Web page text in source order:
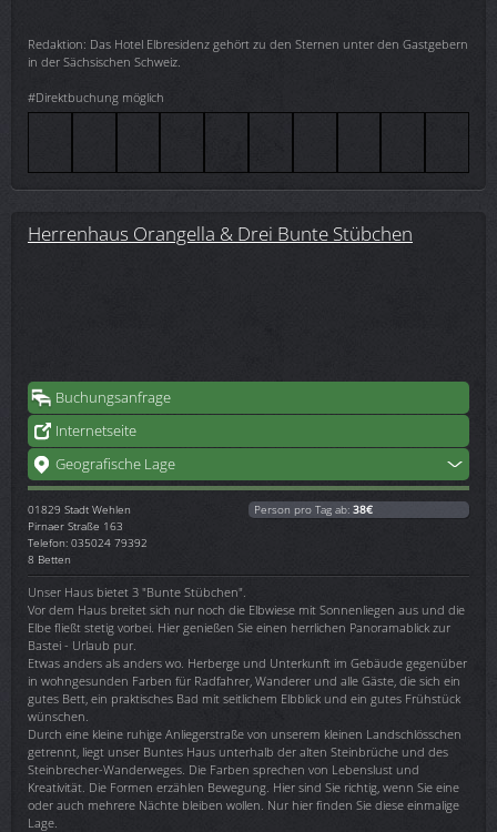
Redaktion: Das Hotel Elbresidenz gehört zu den Sternen unter den Gastgebern
in der Sächsischen Schweiz.
#Direktbuchung möglich
Herrenhaus Orangella & Drei Bunte Stübchen
Buchungsanfrage
Internetseite
Geografische Lage
01829 Stadt Wehlen
Pirnaer Straße 163
Telefon: 035024 79392
8 Betten
Person pro Tag ab: 38€
Unser Haus bietet 3 "Bunte Stübchen".
Vor dem Haus breitet sich nur noch die Elbwiese mit Sonnenliegen aus und die
Elbe fließt stetig vorbei. Hier genießen Sie einen herrlichen Panoramablick zur
Bastei - Urlaub pur.
Etwas anders als anders wo. Herberge und Unterkunft im Gebäude gegenüber
in wohngesunden Farben für Radfahrer, Wanderer und alle Gäste, die sich ein
gutes Bett, ein praktisches Bad mit seitlichem Elbblick und ein gutes Frühstück
wünschen.
Durch eine kleine ruhige Anliegerstraße von unserem kleinen Landschlösschen
getrennt, liegt unser Buntes Haus unterhalb der alten Steinbrüche und des
Steinbrecher-Wanderweges. Die Farben sprechen von Lebenslust und
Kreativität. Die Formen erzählen Bewegung. Hier sind Sie richtig, wenn Sie eine
oder auch mehrere Nächte bleiben wollen. Nur hier finden Sie diese einmalige
Lage.